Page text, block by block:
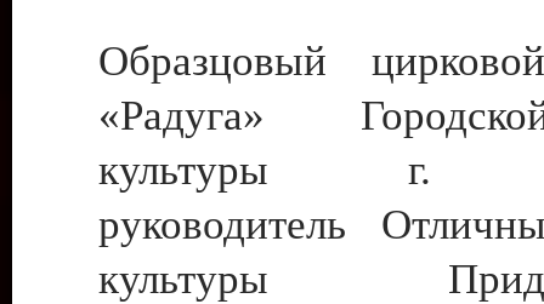
Образцовый
«Радуга»
культуры г.
руководитель
культуры